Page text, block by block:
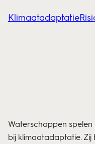
Klimaatadaptatie
Waterschappen
bij klimaatadaptatie.